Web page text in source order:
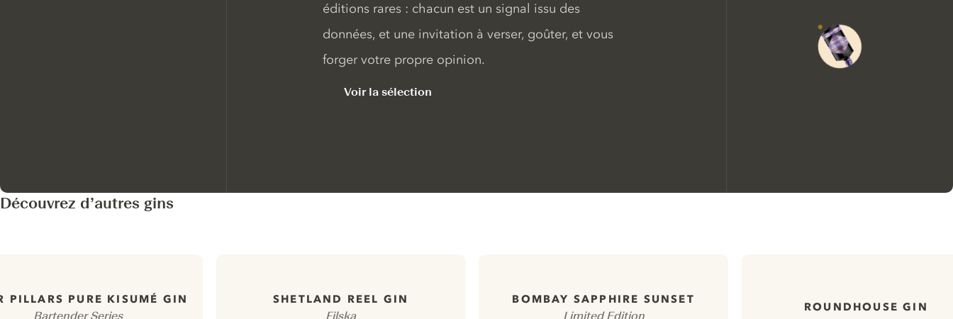
éditions rares : chacun est un signal issu des
données, et une invitation à verser, goûter, et vous
forger votre propre opinion.
Voir la sélection
Découvrez d’autres gins
PILLARS PURE KISUMÉ GIN
Bartender Series
SHETLAND REEL GIN
Filska
BOMBAY SAPPHIRE SUNSET
Limited Edition
ROUNDHOUSE GIN
En savoir plus sur